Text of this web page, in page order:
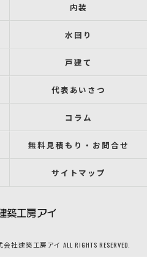
内装
水回り
戸建て
代表あいさつ
コラム
無料見積もり・お問合せ
サイトマップ
建築工房アイ ALL RIGHTS RESERVED.